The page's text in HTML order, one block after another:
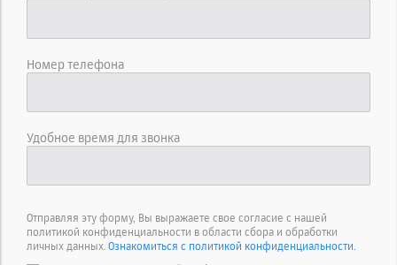
Номер телефона
Удобное время для звонка
Отправляя эту форму, Вы выражаете свое согласие с нашей
политикой конфиденциальности в области сбора и обработки
личных данных. Ознакомиться с политикой конфиденциальности.